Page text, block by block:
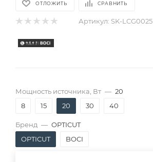
ОТЛОЖИТЬ СРАВНИТЬ
Артикул: SK-LCG0025
Мощность источника, Вт — 20
8
15 20 30 40
Бренд — OPTICUT
OPTICUT
BOCI